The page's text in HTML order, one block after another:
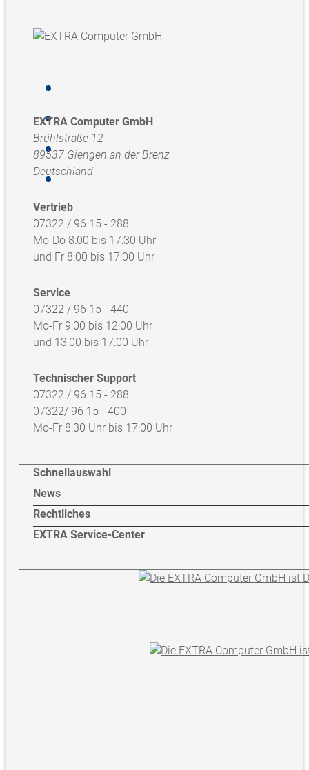
EXTRA Computer GmbH
Brühlstraße 12
89537 Giengen an der Brenz
Deutschland
Vertrieb
07322 / 96 15 - 288
Mo-Do 8:00 bis 17:30 Uhr
und Fr 8:00 bis 17:00 Uhr
Service
07322 / 96 15 - 440
Mo-Fr 9:00 bis 12:00 Uhr
und 13:00 bis 17:00 Uhr
Technischer Support
07322 / 96 15 - 288
07322/ 96 15 - 400
Mo-Fr 8:30 Uhr bis 17:00 Uhr
Schnellauswahl
News
Rechtliches
EXTRA Service-Center